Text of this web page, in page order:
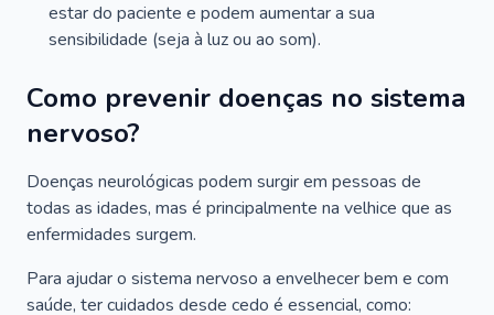
estar do paciente e podem aumentar a sua
sensibilidade (seja à luz ou ao som).
Como prevenir doenças no sistema
nervoso?
Doenças neurológicas podem surgir em pessoas de
todas as idades, mas é principalmente na velhice que as
enfermidades surgem.
Para ajudar o sistema nervoso a envelhecer bem e com
saúde, ter cuidados desde cedo é essencial, como: